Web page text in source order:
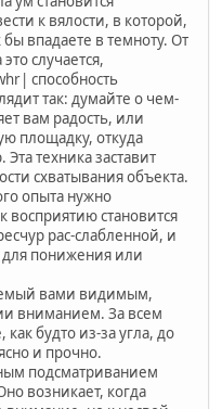
к вялости, в которой,
впадаете в темноту. От
случается,
способность
так: думайте о чем-
вам радость, или
площадку, откуда
техника заставит
схватывания объекта.
опыта нужно
восприятию становится
рас-слабленной, и
понижения или
вами видимым,
вниманием. За всем
будто из-за угла, до
и прочно.
подсматриванием
возникает, когда